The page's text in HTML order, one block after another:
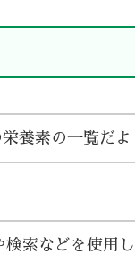
養素の一覧だよ
索などを使用